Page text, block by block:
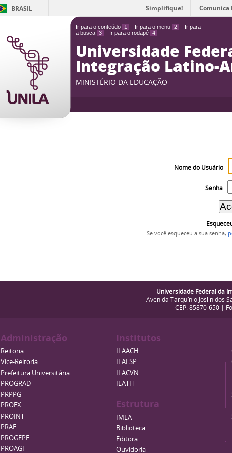
Ir para o conteúdo 1 Ir para o menu 2
Ir para
a busca 3 Ir para o rodapé 4
BRASIL Simplifique! Comunica
Universidade
Integração Latino-
MINISTÉRIO DA EDUCAÇÃO
Nome do Usuário
Senha
Se você esqueceu a sua senha,
Universidade Federal da
Avenida Tarquínio Joslin dos
CEP: 85870-650 |
Administração
Reitoria
Vice-Reitoria
Prefeitura Universitária
PROGRAD
PRPPG
PROEX
PROINT
PRAE
PROGEPE
PROAGI
Institutos
ILAACH
ILAESP
ILACVN
ILATIT
Estrutura
IMEA
Biblioteca
Editora
Ouvidoria